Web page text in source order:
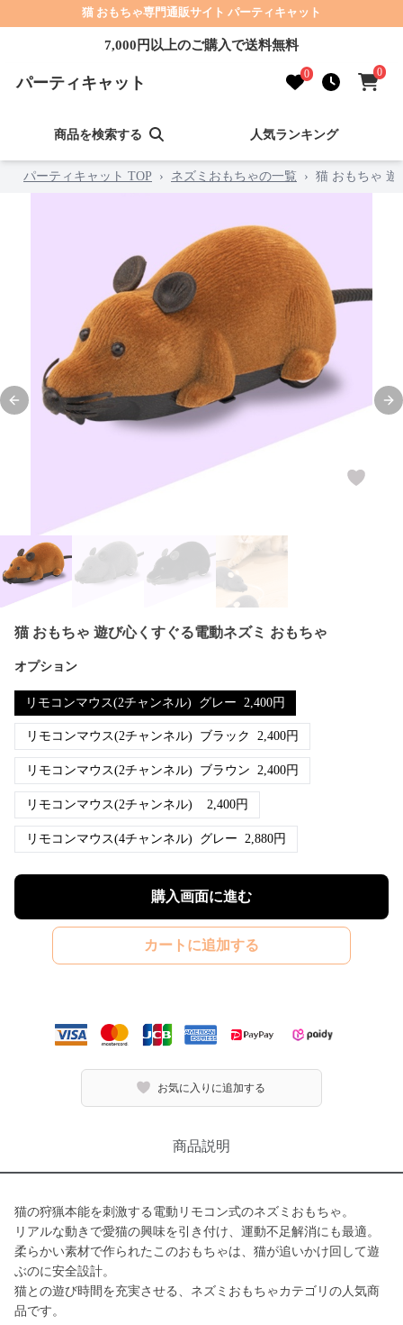
猫 おもちゃ専門通販サイト パーティキャット
7,000円以上のご購入で送料無料
パーティキャット 0 0
商品を検索する 人気ランキング
パーティキャット TOP › ネズミおもちゃの一覧 › 猫 おもちゃ 遊
Previous slide
猫 おもちゃ 遊び心くすぐる電動ネズミ おもちゃ
オプション
リモコンマウス(2チャンネル) グレー 2,400円
リモコンマウス(2チャンネル) ブラック 2,400円
リモコンマウス(2チャンネル) ブラウン 2,400円
リモコンマウス(2チャンネル) 2,400円
リモコンマウス(4チャンネル) グレー 2,880円
購入画面に進む
カートに追加する
お気に入りに追加する
商品説明
猫の狩猟本能を刺激する電動リモコン式のネズミおもちゃ。
リアルな動きで愛猫の興味を引き付け、運動不足解消にも最適。
柔らかい素材で作られたこのおもちゃは、猫が追いかけ回して遊
ぶのに安全設計。
猫との遊び時間を充実させる、ネズミおもちゃカテゴリの人気商
品です。